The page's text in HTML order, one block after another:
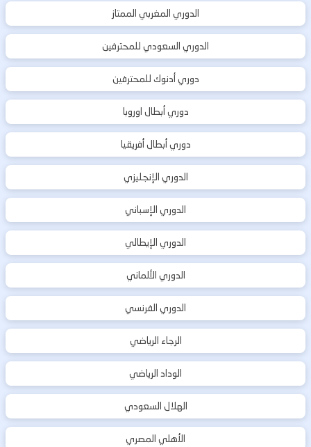
الدوري المغربي الممتاز
الدوري السعودي للمحترفين
دوري أدنوك للمحترفين
دوري أبطال اوروبا
دوري أبطال أفريقيا
الدوري الإنجليزي
الدوري الإسباني
الدوري الإيطالي
الدوري الألماني
الدوري الفرنسي
الرجاء الرياضي
الوداد الرياضي
الهلال السعودي
الأهلي المصري